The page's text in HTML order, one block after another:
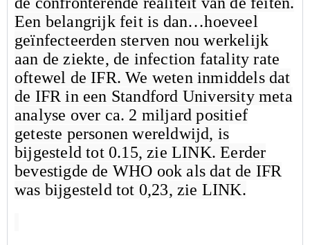
Een belangrijk feit is dan…hoeveel
geïnfecteerden sterven nou werkelijk
aan de ziekte, de infection fatality rate
oftewel de IFR. We weten inmiddels dat
de IFR in een Standford University meta
analyse over ca. 2 miljard positief
geteste personen wereldwijd, is
bijgesteld tot 0.15, zie LINK. Eerder
bevestigde de WHO ook als dat de IFR
was bijgesteld tot 0,23, zie LINK.